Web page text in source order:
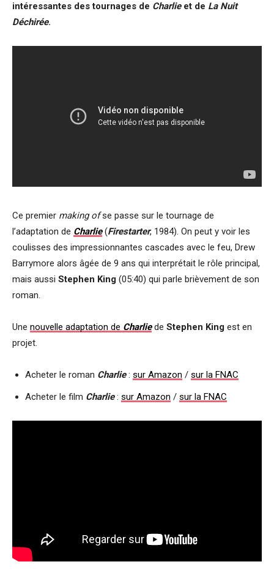
intéressantes des tournages de Charlieet de La Nuit
Déchirée.
Ce premier making ofse passe sur le tournage de
l’adaptation de Charlie(Firestarter, 1984). On peut y voir les
coulisses des impressionnantes cascades avec le feu, Drew
Barrymore alors âgée de 9 ans qui interprétait le rôle principal,
mais aussi Stephen King (05:40) qui parle brièvement de son
roman.
Une nouvelle adaptation de Charliede Stephen King est en
projet.
Acheter le roman Charlie: sur Amazon / sur la FNAC
Acheter le film Charlie: sur Amazon / sur la FNAC